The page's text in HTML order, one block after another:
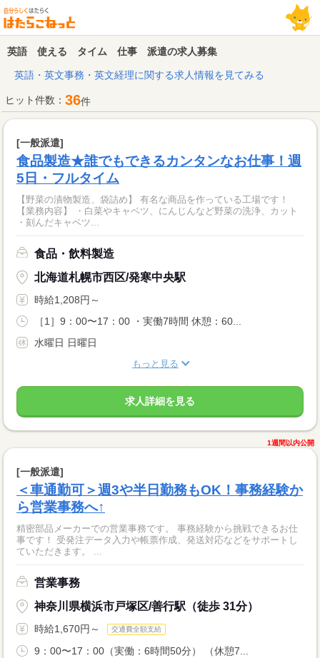
英語 使える タイム 仕事 派遣の求人募集
英語・英文事務・英文経理に関する求人情報を見てみる
ヒット件数： 36件
[一般派遣]
食品製造★誰でもできるカンタンなお仕事！週
5日・フルタイム
【野菜の漬物製造、袋詰め】 有名な商品を作っている工場です！
【業務内容】 ・白菜やキャベツ、にんじんなど野菜の洗浄、カット
・刻んだキャベツ...
食品・飲料製造
北海道札幌市西区/発寒中央駅
時給1,208円～
［1］9：00〜17：00 ・実働7時間 休憩：60...
水曜日 日曜日
もっと見る
求人詳細を見る
1週間以内公開
[一般派遣]
＜車通勤可＞週3や半日勤務もOK！事務経験か
ら営業事務へ↑
精密部品メーカーでの営業事務です。 事務経験から挑戦できるお仕
事です！ 受発注データ入力や帳票作成、発送対応などをサポートし
ていただきます。 ...
営業事務
神奈川県横浜市戸塚区/善行駅（徒歩 31分）
時給1,670円～ 交通費全額支給
9：00〜17：00（実働：6時間50分） （休憩7...